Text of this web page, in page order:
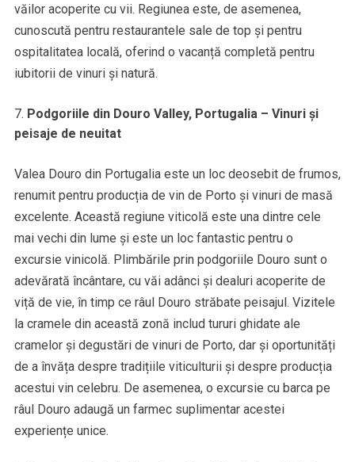
văilor acoperite cu vii. Regiunea este, de asemenea,
cunoscută pentru restaurantele sale de top și pentru
ospitalitatea locală, oferind o vacanță completă pentru
iubitorii de vinuri și natură.
Podgoriile din Douro Valley, Portugalia – Vinuri și
peisaje de neuitat
Valea Douro din Portugalia este un loc deosebit de frumos,
renumit pentru producția de vin de Porto și vinuri de masă
excelente. Această regiune viticolă este una dintre cele
mai vechi din lume și este un loc fantastic pentru o
excursie vinicolă. Plimbările prin podgoriile Douro sunt o
adevărată încântare, cu văi adânci și dealuri acoperite de
viță de vie, în timp ce râul Douro străbate peisajul. Vizitele
la cramele din această zonă includ tururi ghidate ale
cramelor și degustări de vinuri de Porto, dar și oportunități
de a învăța despre tradițiile viticulturii și despre producția
acestui vin celebru. De asemenea, o excursie cu barca pe
râul Douro adaugă un farmec suplimentar acestei
experiențe unice.